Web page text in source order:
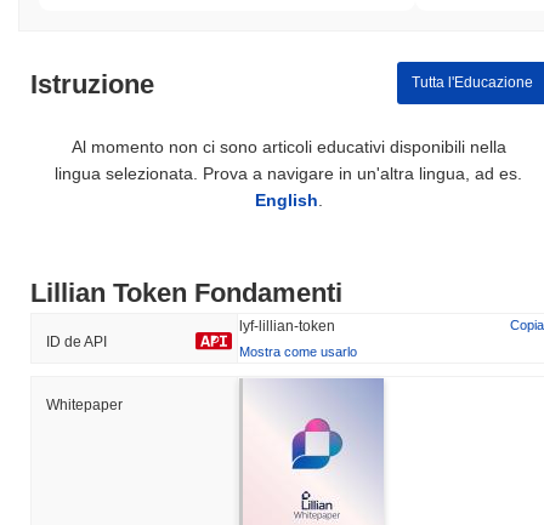
Istruzione Tutta l'Educazione
Al momento non ci sono articoli educativi disponibili nella
lingua selezionata. Prova a navigare in un'altra lingua, ad es.
English
Lillian Token Fondamenti
ID de API
lyf-lillian-token
Copia
Mostra come usarlo
Whitepaper